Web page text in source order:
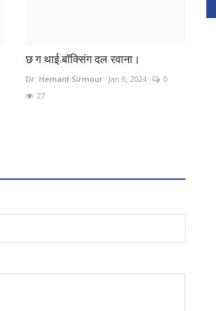
छ ग थाई बॉक्सिंग दल रवाना।
Dr. Hemant Sirmour Jan 6, 2024
0
27